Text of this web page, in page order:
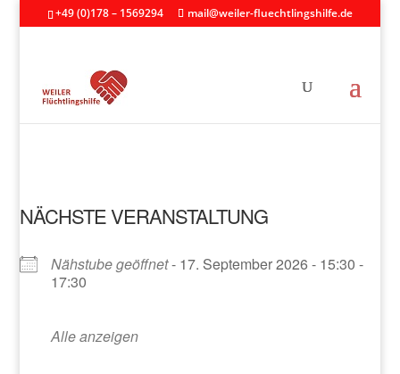
+49 (0)178 – 1569294 mail@weiler-fluechtlingshilfe.de
NÄCHSTE VERANSTALTUNG
Nähstube geöffnet- 17. September 2026 - 15:30 -
17:30
Alle anzeigen